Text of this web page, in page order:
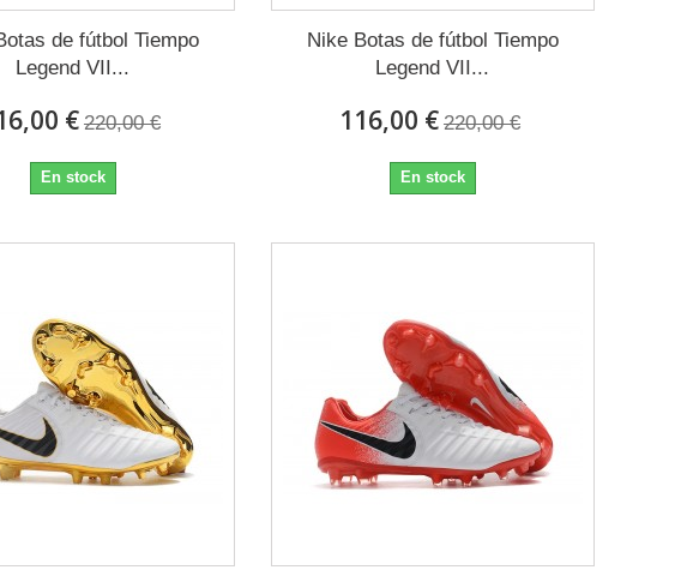
de fútbol Tiempo
Legend VII...
€ 220,00 €
En stock
Nike Botas de fútbol Tiempo
Legend VII...
116,00 € 220,00 €
En stock